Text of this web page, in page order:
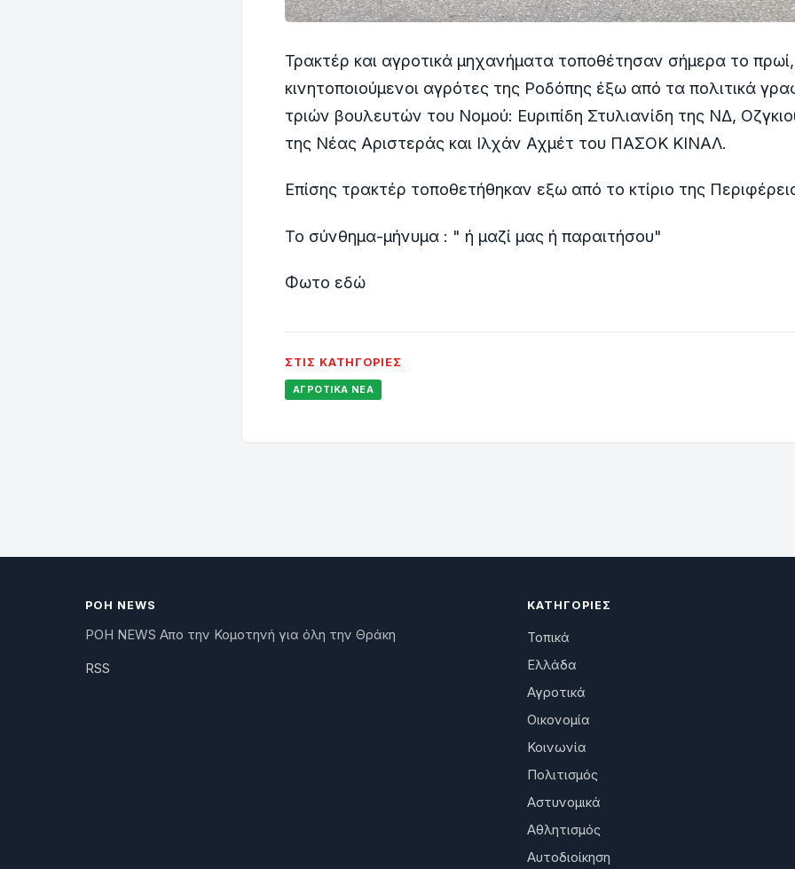
Τρακτέρ και αγροτικά μηχανήματα τοποθέτησαν σήμερα το
κινητοποιούμενοι αγρότες της Ροδόπης έξω από τα πολιτικά
τριών βουλευτών του Νομού: Ευριπίδη Στυλιανίδη της ΝΔ,
της Νέας Αριστεράς και Ιλχάν Αχμέτ του ΠΑΣΟΚ ΚΙΝΑΛ.
Επίσης τρακτέρ τοποθετήθηκαν εξω από το κτίριο της
Το σύνθημα-μήνυμα : " ή μαζί μας ή παραιτήσου"
Φωτο εδώ
ΣΤΙΣ ΚΑΤΗΓΟΡΊΕΣ
ΑΓΡΟΤΙΚΆ ΝΈΑ
ΡΟΗ NEWS
ΡΟΗ NEWS Απο την Κομοτηνή για όλη την Θράκη
RSS
ΚΑΤΗΓΟΡΊΕΣ
Τοπικά
Ελλάδα
Αγροτικά
Οικονομία
Κοινωνία
Πολιτισμός
Αστυνομικά
Αθλητισμός
Αυτοδιοίκηση